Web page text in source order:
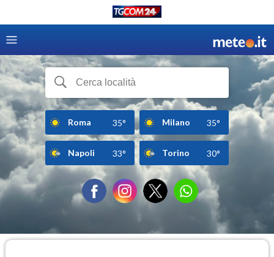
Roma 35° Milano 35°
Napoli 33° Torino 30°